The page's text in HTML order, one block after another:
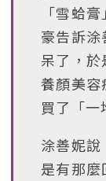
「雪蛤
豪告訴
呆了，
養顏美
買了「一
涂善妮
是有那